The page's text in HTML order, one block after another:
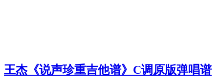
王杰《说声珍重吉他谱》C调原版弹唱谱